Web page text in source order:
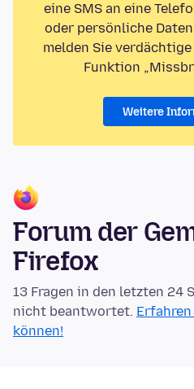
eine SMS an eine
oder persönliche
melden Sie
Funktion
Weitere
Forum der
Firefox
13 Fragen in den letzten 24
nicht beantwortet.
können!